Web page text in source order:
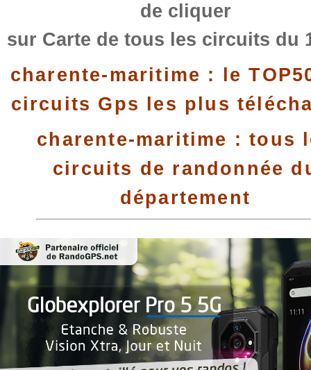
de cliquer
sur Carte de tous les circuits du
charente-maritime : le
circuits Gps les plus
charente-maritime : tous
circuits de randonnée
département